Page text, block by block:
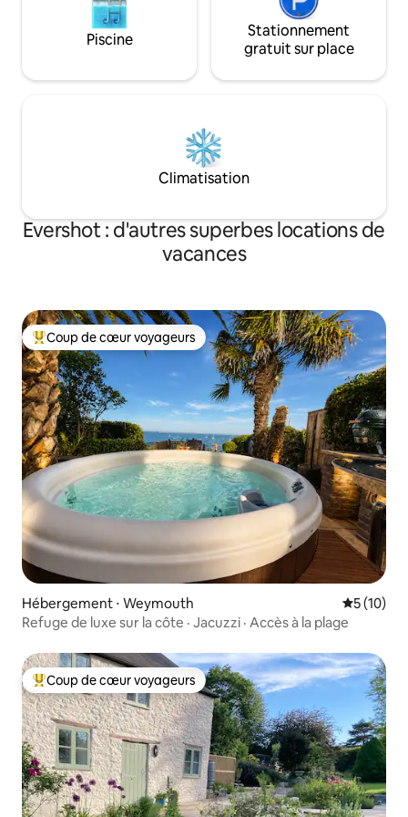
Piscine
Stationnement
gratuit sur place
Climatisation
Evershot : d'autres superbes locations de
vacances
Coups de cœur voyageurs les plus appréciés
Coup de cœur voyageurs
Hébergement ⋅ Weymouth
5 (10)
Refuge de luxe sur la côte · Jacuzzi · Accès à la plage
Coups de cœur voyageurs les plus appréciés
Coup de cœur voyageurs